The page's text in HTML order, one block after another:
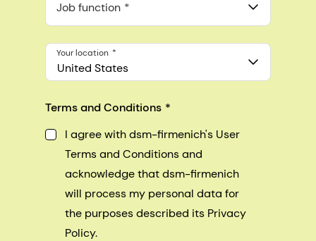
548 Market St Pmb 90375, San Francisco, California, US
Job function
United States
Your location
Terms and Conditions
I agree with dsm-firmenich's User
Terms and Conditions and
acknowledge that dsm-firmenich
will process my personal data for
the purposes described its Privacy
Policy.